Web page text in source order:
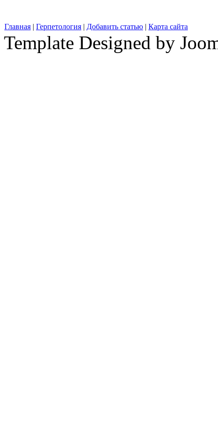
Главная | Герпетология | Добавить статью | Карта сайта
Template Designed by